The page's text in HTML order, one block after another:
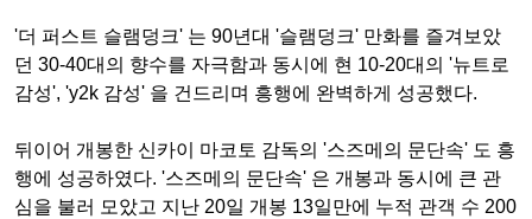
'더 퍼스트 슬램덩크' 는 90년대 '슬램덩크' 만화를 즐겨보았
던 30-40대의 향수를 자극함과 동시에 현 10-20대의 '뉴트로
감성', 'y2k 감성' 을 건드리며 흥행에 완벽하게 성공했다.
뒤이어 개봉한 신카이 마코토 감독의 '스즈메의 문단속' 도 흥
행에 성공하였다. '스즈메의 문단속' 은 개봉과 동시에 큰 관
심을 불러 모았고 지난 20일 개봉 13일만에 누적 관객 수 200